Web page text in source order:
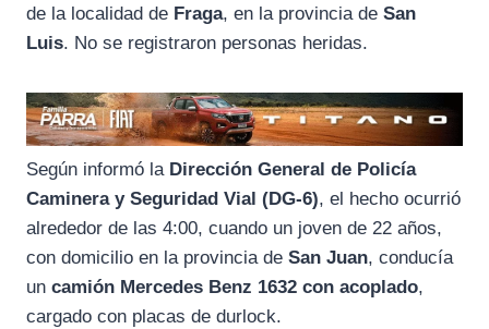
o
o
r
a
A
p
de la localidad de Fraga, en la provincia de San
Luis. No se registraron personas heridas.
Según informó la Dirección General de Policía
Caminera y Seguridad Vial (DG-6), el hecho ocurrió
alrededor de las 4:00, cuando un joven de 22 años,
con domicilio en la provincia de San Juan, conducía
un camión Mercedes Benz 1632 con acoplado,
cargado con placas de durlock.